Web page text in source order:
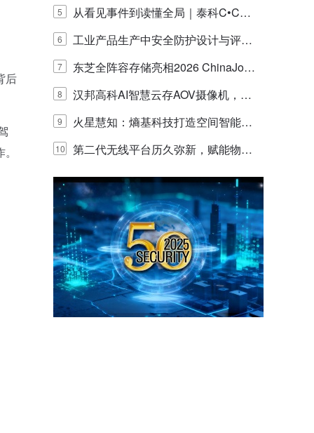
后
联安全产品，四层守护更放心！
5
从看见事件到读懂全局｜泰科C•CUR
E IQ 3.20开启安防运营智能新时代
6
工业产品生产中安全防护设计与评估
的实践与探讨
7
东芝全阵容存储亮相2026 ChinaJo
y，以海量数据底座赋能“与AI同游”新
体验
8
汉邦高科AI智慧云存AOV摄像机，三
目太阳能多摄球机
9
火星慧知：熵基科技打造空间智能时
代的认知中枢
10
第二代无线平台历久弥新，赋能物联
网创新迭代